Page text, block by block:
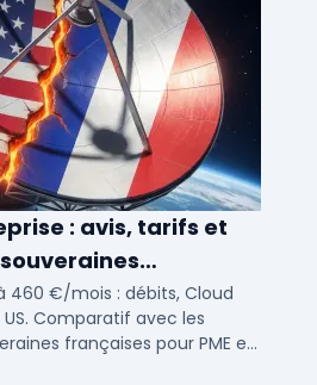
: avis, tarifs et
460 €/mois : débits, Cloud
Comparatif avec les
françaises pour PME et
terrain et critères de choix